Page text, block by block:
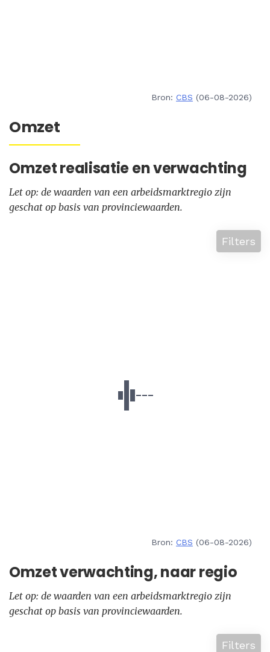
Bron: CBS (06-08-2026)
Omzet
Omzet realisatie en verwachting
Let op: de waarden van een arbeidsmarktregio zijn
geschat op basis van provinciewaarden.
Filters
Bron: CBS (06-08-2026)
Omzet verwachting, naar regio
Let op: de waarden van een arbeidsmarktregio zijn
geschat op basis van provinciewaarden.
Filters